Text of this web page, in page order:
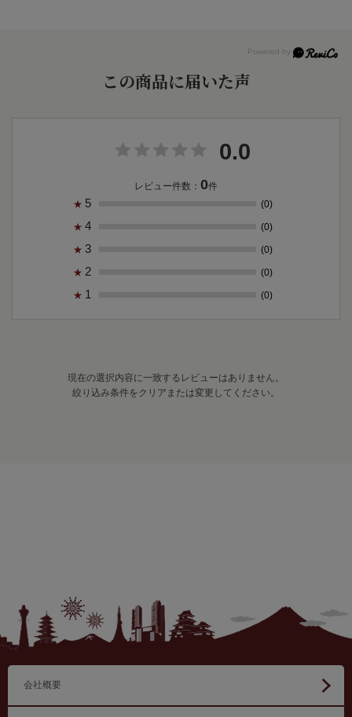
この商品に届いた声
0.0
レビュー件数： 0件
★ 5 (0)
★ 4 (0)
★ 3 (0)
★ 2 (0)
★ 1 (0)
現在の選択内容に一致するレビューはありません。
絞り込み条件をクリアまたは変更してください。
会社概要